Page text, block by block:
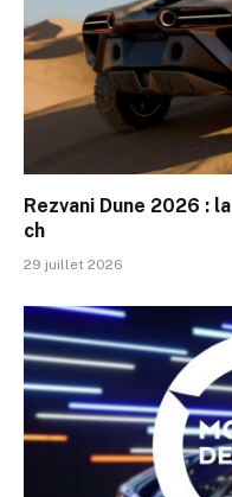
Rezvani Dune 2026 :
ch
29 juillet 2026